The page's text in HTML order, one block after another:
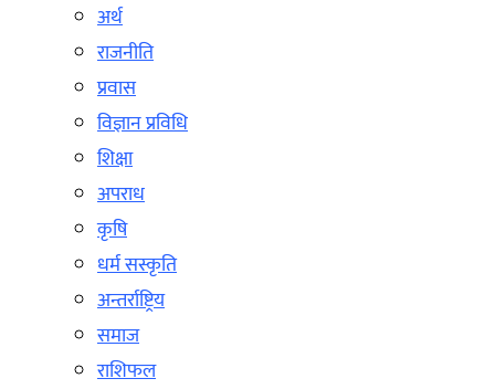
अर्थ
राजनीति
प्रवास
विज्ञान प्रविधि
शिक्षा
अपराध
कृषि
धर्म सस्कृति
अन्तर्राष्ट्रिय
समाज
राशिफल